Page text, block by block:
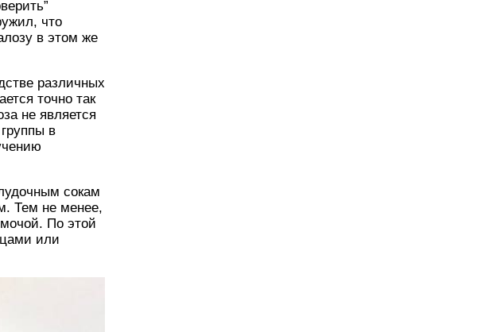
что
в этом же
различных
точно так
не является
в
сокам
Тем не менее,
мочой. По этой
или